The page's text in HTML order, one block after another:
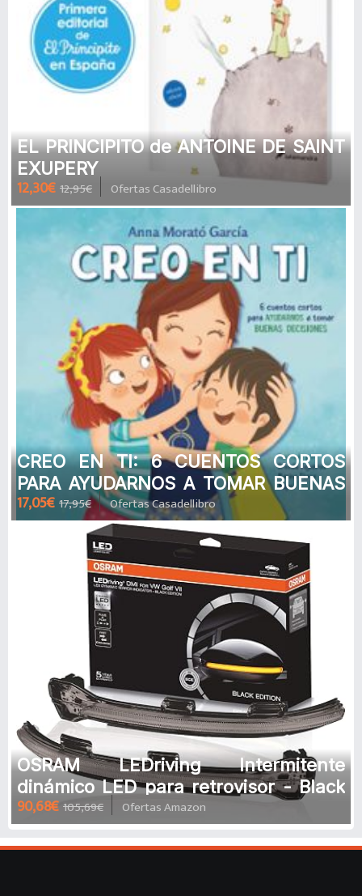
EL PRINCIPITO de ANTOINE DE SAINT
EXUPERY
12,30€ 12,95€ Ofertas Casadellibro
CREO EN TI: 6 CUENTOS CORTOS
PARA AYUDARNOS A TOMAR BUENAS
DECISIONES de ANNA MORATO
GARCIA
17,05€ 17,95€ Ofertas Casadellibro
OSRAM LEDriving Intermitente
dinámico LED para retrovisor - Black
Edition, Set de 2
90,68€ 105,69€ Ofertas Amazon